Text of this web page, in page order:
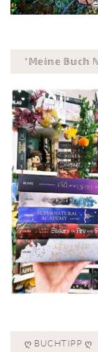
*𝕄𝕖𝕚𝕟𝕖 𝔹𝕦𝕔𝕙
Ღ BUCHTIPP Ღ